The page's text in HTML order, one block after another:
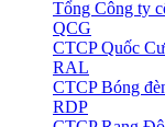
Tổng Công ty
QCG
CTCP Quốc
RAL
CTCP Bóng
RDP